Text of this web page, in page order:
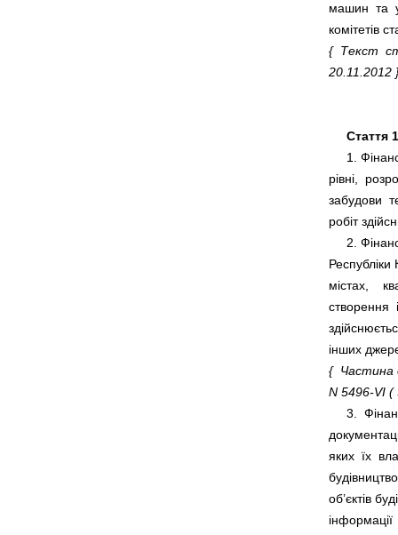
машин  та
{  Текст
20.11.2012
Стаття
1.
рівні,
забудови
2.
містах,
створення
{  Частина
N 5496-VI (
3.
яких  їх
об’єктів
інформації